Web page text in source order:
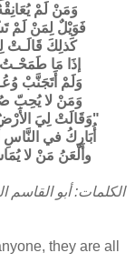
وَمَنْ لَمْ
فَوَيْلٌ لِمَنْ لَمْ
كَذلِكَ قَالَـتْ
إذَا مَا
وَلَمْ أَتَجَنَّبْ
وَمَنْ لا يُحِبّ
وَقَالَتْ لِيَ الأَرْضُ - لَمَّا سَأَلْتُ :"أَيَـا أُمُّ هَلْ تَكْرَهِينَ البَشَر؟"
"أُبَارِكُ في
وأَلْعَنُ مَنْ لا
الكلمات: أبو
they are all